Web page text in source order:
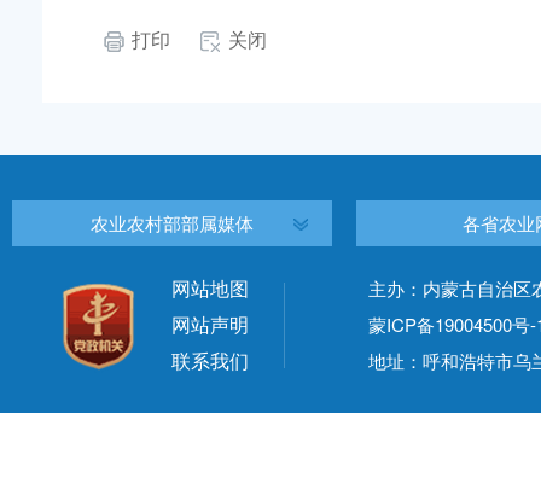
打印 关闭
农业农村部部属媒体 各省农业
网站地图
网站声明
联系我们
主办：内蒙古自治
蒙ICP备19004500号-
地址：呼和浩特市